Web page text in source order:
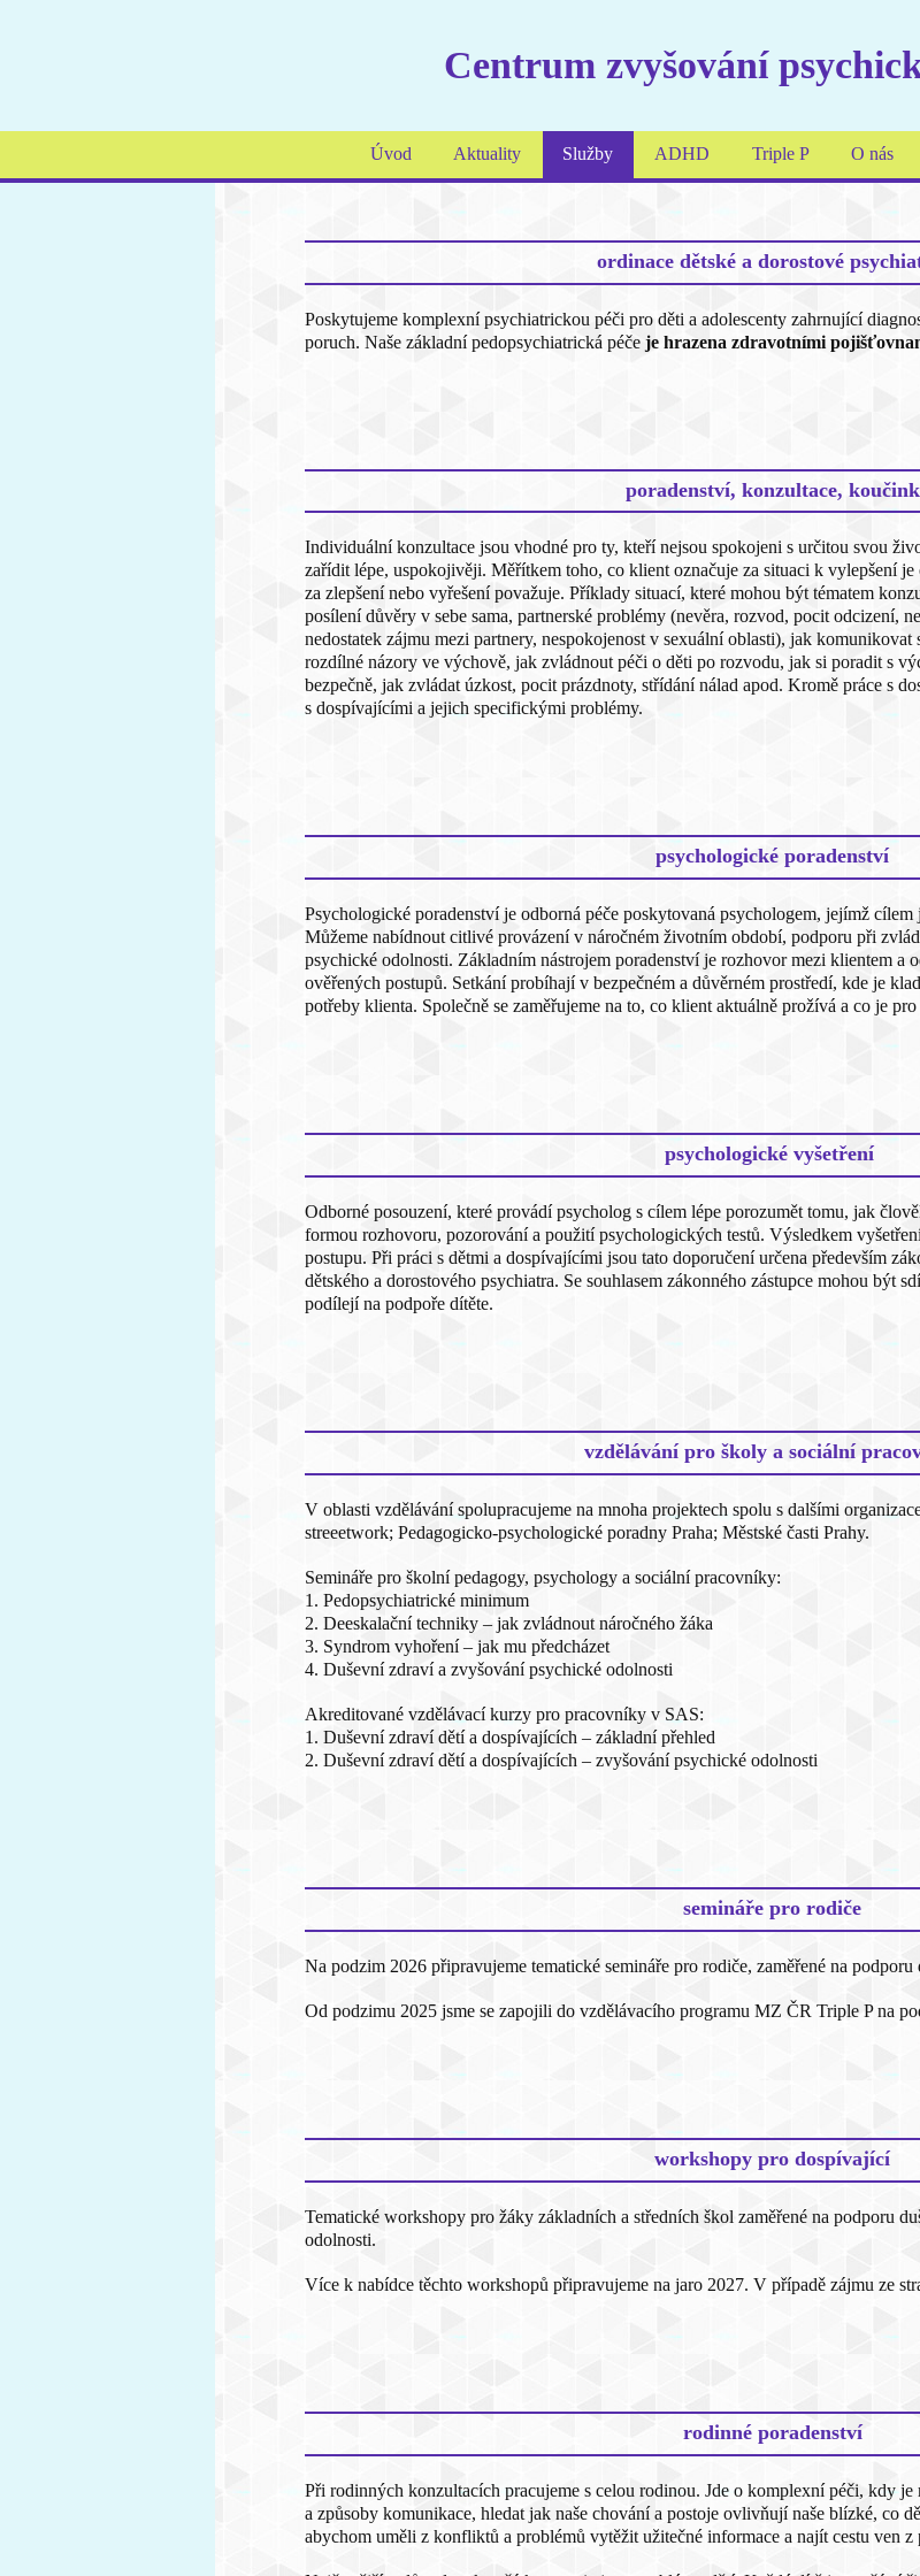
Centrum zvyšování
Úvod Aktuality Služby ADHD Triple P O nás
ordinace dětské a dorostové
Poskytujeme komplexní psychiatrickou péči pro děti a adolescenty zahrnující
poruch. Naše základní pedopsychiatrická péče je hrazena zdravotními
poradenství, konzultace, koučink
Individuální konzultace jsou vhodné pro ty, kteří nejsou spokojeni s určitou svou
zařídit lépe, uspokojivěji. Měřítkem toho, co klient označuje za situaci k vylepšení je
za zlepšení nebo vyřešení považuje. Příklady situací, které mohou být tématem
posílení důvěry v sebe sama, partnerské problémy (nevěra, rozvod, pocit odcizení,
nedostatek zájmu mezi partnery, nespokojenost v sexuální oblasti), jak komunikovat
rozdílné názory ve výchově, jak zvládnout péči o děti po rozvodu, jak si poradit s
bezpečně, jak zvládat úzkost, pocit prázdnoty, střídání nálad apod. Kromě práce s
s dospívajícími a jejich specifickými problémy.
psychologické poradenství
Psychologické poradenství je odborná péče poskytovaná psychologem, jejímž
Můžeme nabídnout citlivé provázení v náročném životním období, podporu při
psychické odolnosti. Základním nástrojem poradenství je rozhovor mezi klientem a
ověřených postupů. Setkání probíhají v bezpečném a důvěrném prostředí, kde je
potřeby klienta. Společně se zaměřujeme na to, co klient aktuálně prožívá a co je
psychologické vyšetření
Odborné posouzení, které provádí psycholog s cílem lépe porozumět tomu, jak
formou rozhovoru, pozorování a použití psychologických testů. Výsledkem
postupu. Při práci s dětmi a dospívajícími jsou tato doporučení určena především
dětského a dorostového psychiatra. Se souhlasem zákonného zástupce mohou být
podílejí na podpoře dítěte.
vzdělávání pro školy a sociální
V oblasti vzdělávání spolupracujeme na mnoha projektech spolu s dalšími
streeetwork; Pedagogicko-psychologické poradny Praha; Městské časti Prahy.
Semináře pro školní pedagogy, psychology a sociální pracovníky:
1. Pedopsychiatrické minimum
2. Deeskalační techniky – jak zvládnout náročného žáka
3. Syndrom vyhoření – jak mu předcházet
4. Duševní zdraví a zvyšování psychické odolnosti
Akreditované vzdělávací kurzy pro pracovníky v SAS:
1. Duševní zdraví dětí a dospívajících – základní přehled
2. Duševní zdraví dětí a dospívajících – zvyšování psychické odolnosti
semináře pro rodiče
Na podzim 2026 připravujeme tematické semináře pro rodiče, zaměřené na
Od podzimu 2025 jsme se zapojili do vzdělávacího programu MZ ČR Triple P na
workshopy pro dospívající
Tematické workshopy pro žáky základních a středních škol zaměřené na podporu
odolnosti.
Více k nabídce těchto workshopů připravujeme na jaro 2027. V případě zájmu ze
rodinné poradenství
Při rodinných konzultacích pracujeme s celou rodinou. Jde o komplexní péči, kdy
a způsoby komunikace, hledat jak naše chování a postoje ovlivňují naše blízké, co
abychom uměli z konfliktů a problémů vytěžit užitečné informace a najít cestu ven z